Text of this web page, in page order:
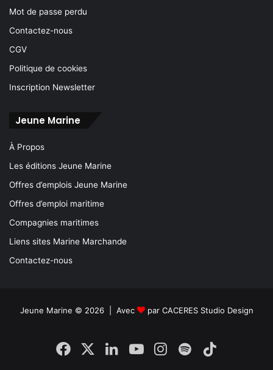
Mot de passe perdu
Contactez-nous
CGV
Politique de cookies
Inscription Newsletter
Jeune Marine
À Propos
Les éditions Jeune Marine
Offres d’emplois Jeune Marine
Offres d’emploi maritime
Compagnies maritimes
Liens sites Marine Marchande
Contactez-nous
Jeune Marine © 2026 | Avec par CACERES Studio Design
FacebookLinkedinYouTube
Instagram
SpotifyTikTok